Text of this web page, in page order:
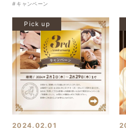
キャンペーン
Pick up
2024.02.01